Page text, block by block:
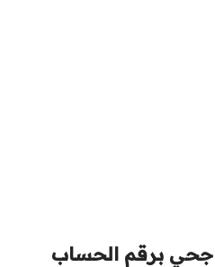
برقم الحساب